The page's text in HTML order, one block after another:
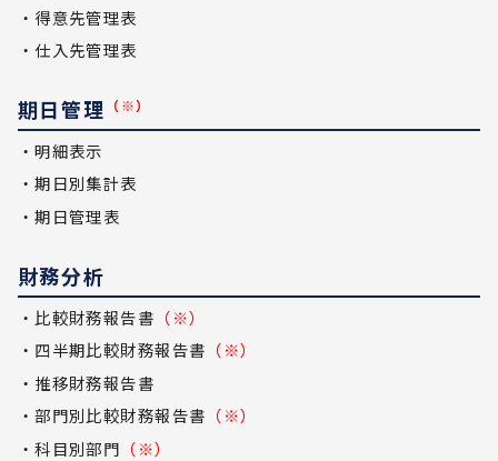
・得意先管理表
・仕入先管理表
期日管理 （※）
・明細表示
・期日別集計表
・期日管理表
財務分析
・比較財務報告書 （※）
・四半期比較財務報告書 （※）
・推移財務報告書
・部門別比較財務報告書 （※）
・科目別部門 （※）